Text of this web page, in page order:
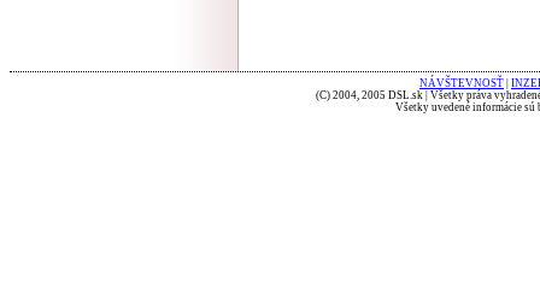
NÁVŠTEVNOSŤ
(C) 2004, 2005 DSL.sk | Všetky práva
Všetky uvedené informácie sú